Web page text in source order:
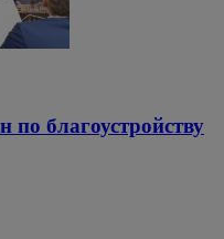
по благоустройству